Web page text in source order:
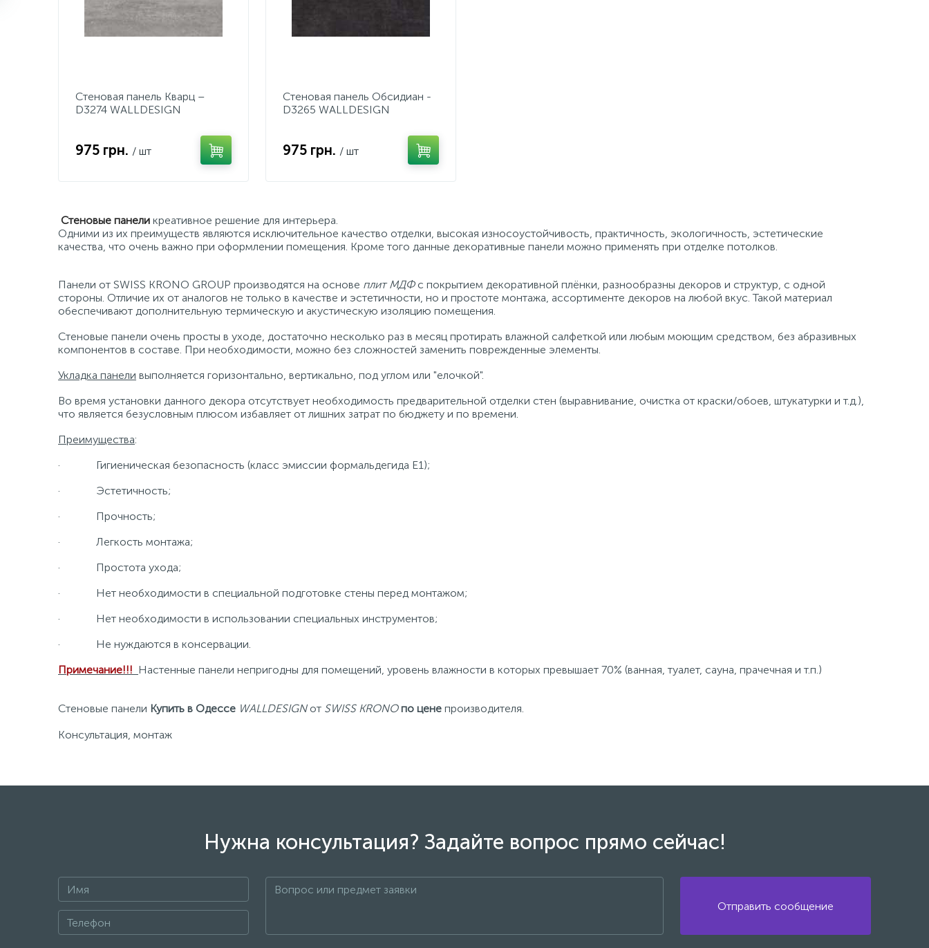
Стеновая панель Кварц –
D3274 WALLDESIGN
975 грн. / шт
Стеновая панель Обсидиан -
D3265 WALLDESIGN
975 грн. / шт
Стеновые панели креативное решение для интерьера.
Одними из их преимуществ являются исключительное качество отделки, высокая износоустойчивость, практичность, экологичность, эстетические
качества, что очень важно при оформлении помещения. Кроме того данные декоративные панели можно применять при отделке потолков.
Панели от SWISS KRONO GROUP производятся на основе плит МДФс покрытием декоративной плёнки, разнообразны декоров и структур, с одной
стороны. Отличие их от аналогов не только в качестве и эстетичности, но и простоте монтажа, ассортименте декоров на любой вкус. Такой материал
обеспечивают дополнительную термическую и акустическую изоляцию помещения.
Стеновые панели очень просты в уходе, достаточно несколько раз в месяц протирать влажной салфеткой или любым моющим средством, без абразивных
компонентов в составе. При необходимости, можно без сложностей заменить поврежденные элементы.
Укладка панели выполняется горизонтально, вертикально, под углом или "елочкой".
Во время установки данного декора отсутствует необходимость предварительной отделки стен (выравнивание, очистка от краски/обоев, штукатурки и т.д.),
что является безусловным плюсом избавляет от лишних затрат по бюджету и по времени.
Преимущества:
· Гигиеническая безопасность (класс эмиссии формальдегида Е1);
· Эстетичность;
· Прочность;
· Легкость монтажа;
· Простота ухода;
· Нет необходимости в специальной подготовке стены перед монтажом;
· Нет необходимости в использовании специальных инструментов;
· Не нуждаются в консервации.
Примечание!!! Настенные панели непригодны для помещений, уровень влажности в которых превышает 70% (ванная, туалет, сауна, прачечная и т.п.)
Стеновые панели Купить в Одессе WALLDESIGNот SWISS KRONOпо цене производителя.
Консультация, монтаж
Нужна консультация? Задайте вопрос прямо сейчас!
Отправить сообщение